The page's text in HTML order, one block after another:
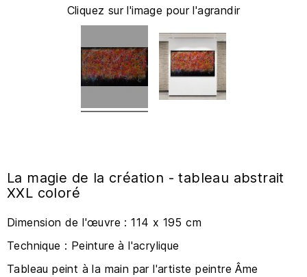
Cliquez sur l'image pour l'agrandir
La magie de la création - tableau abstrait
XXL coloré
Dimension de l'œuvre : 114 x 195 cm
Technique : Peinture à l'acrylique
Tableau peint à la main par l'artiste peintre Âme